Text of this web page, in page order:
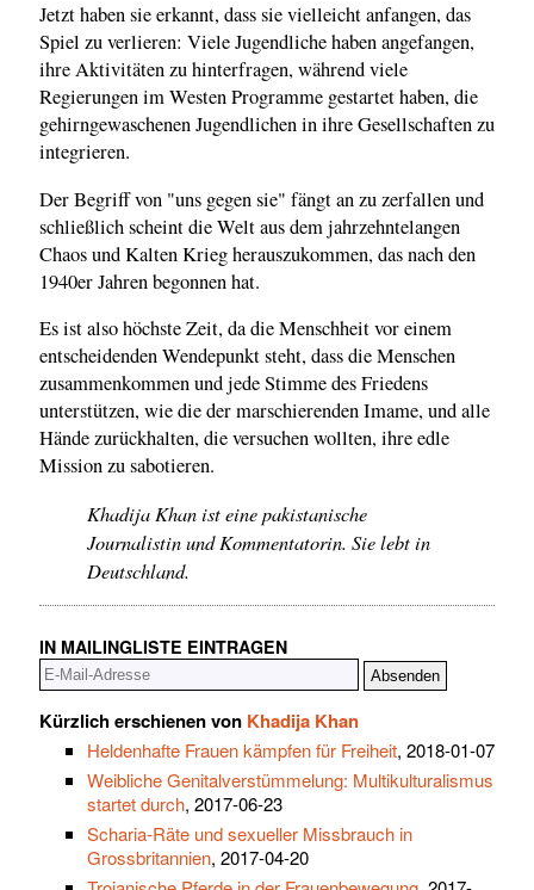
Jetzt haben sie erkannt, dass sie vielleicht anfangen, das
Spiel zu verlieren: Viele Jugendliche haben angefangen,
ihre Aktivitäten zu hinterfragen, während viele
Regierungen im Westen Programme gestartet haben, die
gehirngewaschenen Jugendlichen in ihre Gesellschaften zu
integrieren.
Der Begriff von "uns gegen sie" fängt an zu zerfallen und
schließlich scheint die Welt aus dem jahrzehntelangen
Chaos und Kalten Krieg herauszukommen, das nach den
1940er Jahren begonnen hat.
Es ist also höchste Zeit, da die Menschheit vor einem
entscheidenden Wendepunkt steht, dass die Menschen
zusammenkommen und jede Stimme des Friedens
unterstützen, wie die der marschierenden Imame, und alle
Hände zurückhalten, die versuchen wollten, ihre edle
Mission zu sabotieren.
Khadija Khan ist eine pakistanische
Journalistin und Kommentatorin. Sie lebt in
Deutschland.
IN MAILINGLISTE EINTRAGEN
Kürzlich erschienen von Khadija Khan
Heldenhafte Frauen kämpfen für Freiheit, 2018-01-07
Weibliche Genitalverstümmelung: Multikulturalismus
startet durch, 2017-06-23
Scharia-Räte und sexueller Missbrauch in
Grossbritannien, 2017-04-20